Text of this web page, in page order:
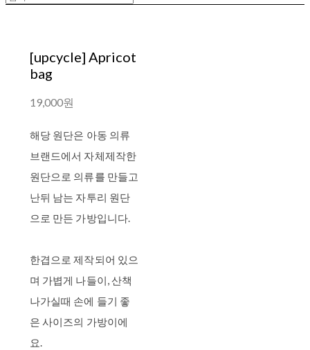
[upcycle] Apricot
bag
19,000원
해당 원단은 아동 의류
브랜드에서 자체제작한
원단으로 의류를 만들고
난뒤 남는 자투리 원단
으로 만든 가방입니다.
한겹으로 제작되어 있으
며 가볍게 나들이, 산책
나가실때 손에 들기 좋
은 사이즈의 가방이에
요.